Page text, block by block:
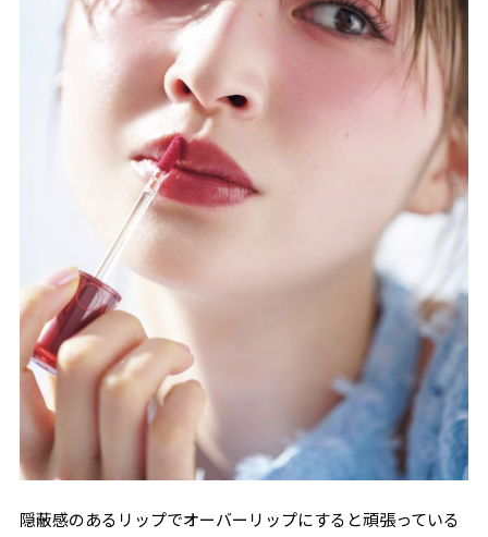
隠蔽感のあるリップでオーバーリップにすると頑張っている